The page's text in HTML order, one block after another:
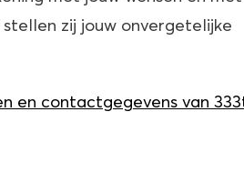
stellen zij jouw onvergetelijke
en contactgegevens van